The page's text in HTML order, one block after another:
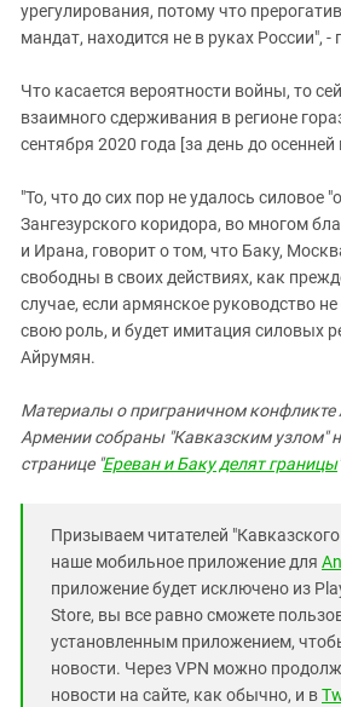
урегулирования, потому что
мандат, находится не в руках России",
Что касается вероятности войны, то
взаимного сдерживания в регионе
сентября 2020 года [за день до
"То, что до сих пор не удалось силовое
Зангезурского коридора, во многом
и Ирана, говорит о том, что Баку,
свободны в своих действиях, как
случае, если армянское руководство
свою роль, и будет имитация силовых
Айрумян.
Материалы о приграничном
Армениисобраны "Кавказским узлом"
странице "Ереван и Баку делят границы
Призываем читателей "Кавказского
наше мобильное приложение для
приложение будет исключено из
Store, вы все равно сможете
установленным приложением,
новости. Через VPN можно
новости на сайте, как обычно, и в